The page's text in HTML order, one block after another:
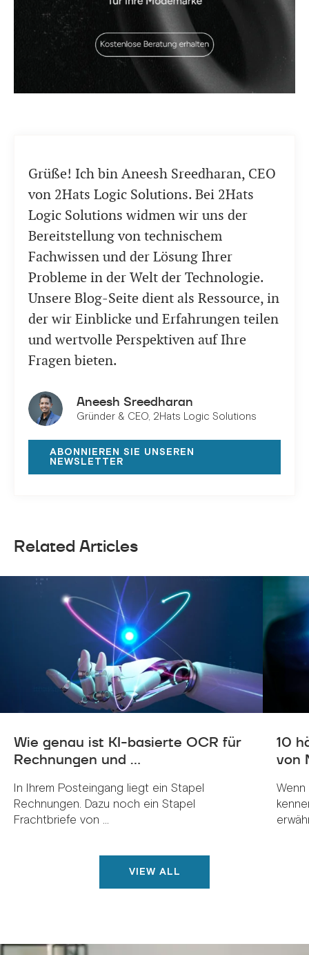
Grüße! Ich bin Aneesh Sreedharan, CEO
von 2Hats Logic Solutions. Bei 2Hats
Logic Solutions widmen wir uns der
Bereitstellung von technischem
Fachwissen und der Lösung Ihrer
Probleme in der Welt der Technologie.
Unsere Blog-Seite dient als Ressource, in
der wir Einblicke und Erfahrungen teilen
und wertvolle Perspektiven auf Ihre
Fragen bieten.
Aneesh Sreedharan
Gründer & CEO, 2Hats Logic Solutions
ABONNIEREN SIE UNSEREN
NEWSLETTER
Related Articles
Wie genau ist KI-basierte OCR für
Rechnungen und ...
In Ihrem Posteingang liegt ein Stapel
Rechnungen. Dazu noch ein Stapel
Frachtbriefe von ...
10
von
VIEW ALL